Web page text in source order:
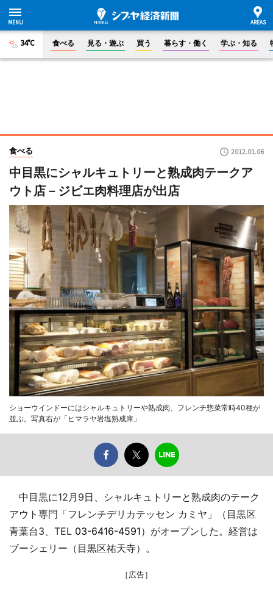
34°C 食べる 見る・遊ぶ 買う 暮らす・働く 学ぶ・知る
食べる 2012.01.06
中目黒にシャルキュトリーと熟成肉テークア
ウト店－ジビエ肉料理店が出店
ショーウインドーにはシャルキュトリーや熟成肉、フレンチ惣菜常時40種が
並ぶ。写真右が「ヒマラヤ岩塩熟成庫」
中目黒に12月9日、シャルキュトリーと熟成肉のテーク
アウト専門「フレンチデリカテッセン カミヤ」（目黒区
青葉台3、TEL 03-6416-4591）がオープンした。経営は
ブーシェリー（目黒区祐天寺）。
［広告］